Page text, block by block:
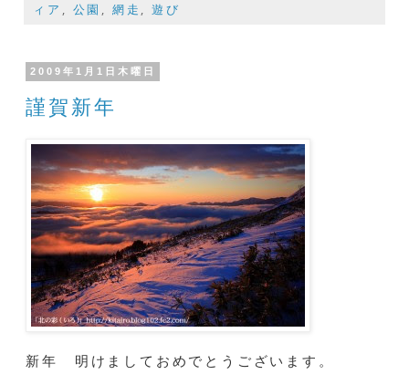
ィア , 公園 , 網走 ,遊び
2009年1月1日木曜日
謹賀新年
新年 明けましておめでとうございます。